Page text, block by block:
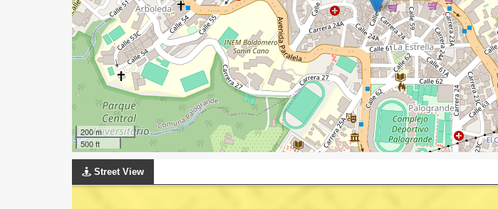
200 m
500 ft
Street View